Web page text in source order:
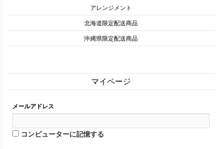
アレンジメント
北海道限定配送商品
沖縄県限定配送商品
マイページ
メールアドレス
コンピューターに記憶する